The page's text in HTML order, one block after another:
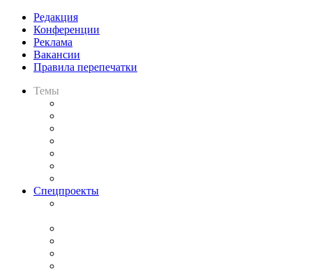
Редакция
Конференции
Реклама
Вакансии
Правила перепечатки
Темы
Спецпроекты